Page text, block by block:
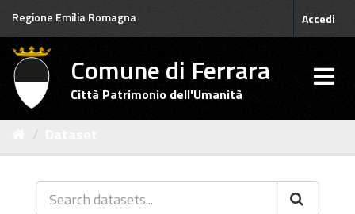
Salta
contenuto
Regione Emilia Romagna Accedi
Comune di Ferrara
Città Patrimonio dell'Umanità